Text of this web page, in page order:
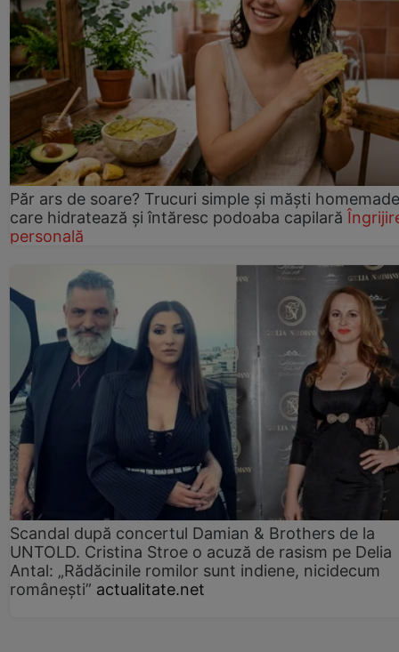
Păr ars de soare? Trucuri simple și măști homemade
care hidratează și întăresc podoaba capilară
personală
Scandal după concertul Damian & Brothers de la
UNTOLD. Cristina Stroe o acuză de rasism pe Delia
Antal: „Rădăcinile romilor sunt indiene, nicidecum
românești” actualitate.net